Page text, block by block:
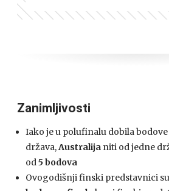
Zanimljivosti
Iako je u polufinalu dobila bodove
država,Australija niti od jedne
od5 bodova
Ovogodišnji finski predstavnici